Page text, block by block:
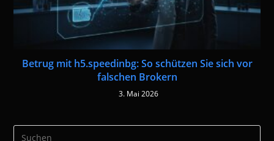
Betrug mit h5.speedinbg: So schützen Sie sich vor
falschen Brokern
3. Mai 2026